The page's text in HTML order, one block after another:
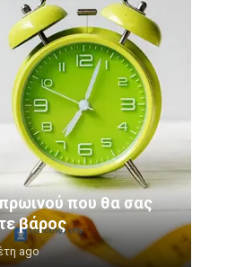
που θα σας
βάρος
ago